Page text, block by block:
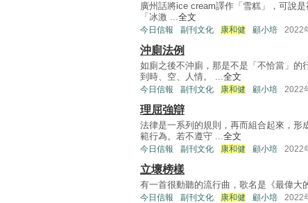
廣州話將ice cream譯作「雪糕」，可說
「冰激 ...全文
今日信報 副刊文化 康和健 顧小培 2022
沖廁法例
如廁之後不沖廁，那是不是「不恰當」的
到時、空、人情。 ...全文
今日信報 副刊文化 康和健 顧小培 2022
理屈強辯
法律是一系列的規則，再而組合起來，形
範行為。若不遵守 ...全文
今日信報 副刊文化 康和健 顧小培 2022
立壞榜樣
有一首很動聽的流行曲，歌名是《最偉
今日信報 副刊文化 康和健 顧小培 2022